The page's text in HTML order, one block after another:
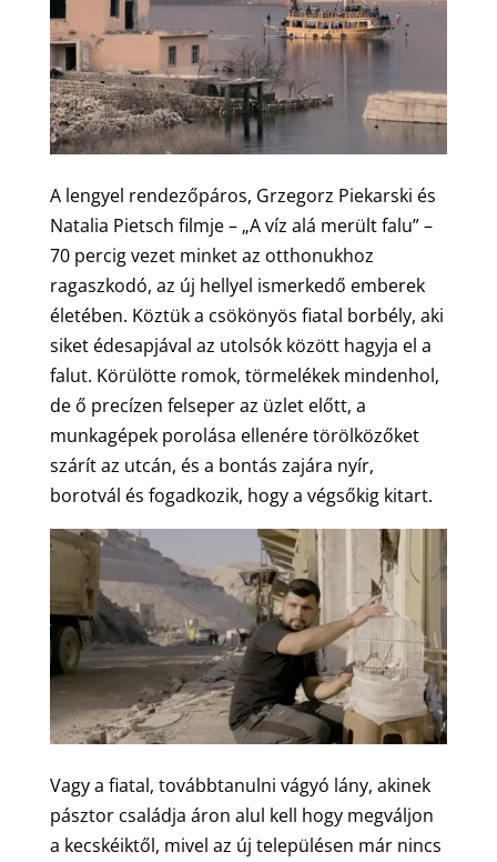
A lengyel rendezőpáros, Grzegorz Piekarski és
Natalia Pietsch filmje – „A víz alá merült falu” –
70 percig vezet minket az otthonukhoz
ragaszkodó, az új hellyel ismerkedő emberek
életében. Köztük a csökönyös fiatal borbély, aki
siket édesapjával az utolsók között hagyja el a
falut. Körülötte romok, törmelékek mindenhol,
de ő precízen felseper az üzlet előtt, a
munkagépek porolása ellenére törölközőket
szárít az utcán, és a bontás zajára nyír,
borotvál és fogadkozik, hogy a végsőkig kitart.
Vagy a fiatal, továbbtanulni vágyó lány, akinek
pásztor családja áron alul kell hogy megváljon
a kecskéiktől, mivel az új településen már nincs